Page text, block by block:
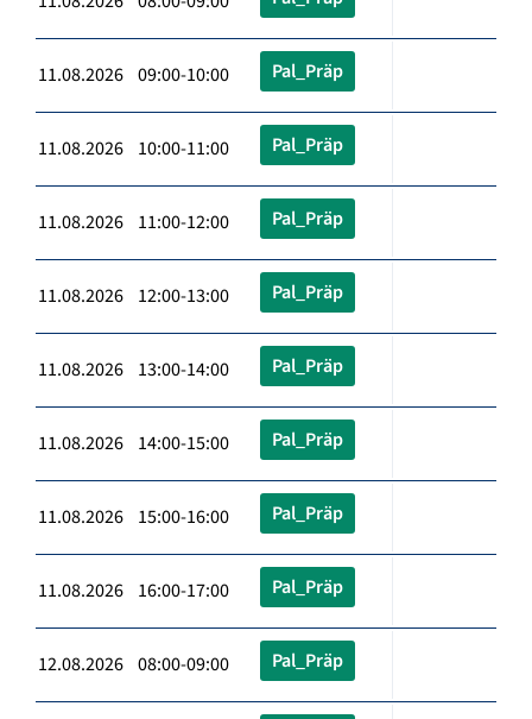
11.08.2026 09:00-10:00 Pal_Präp
11.08.2026 10:00-11:00 Pal_Präp
11.08.2026 11:00-12:00 Pal_Präp
11.08.2026 12:00-13:00 Pal_Präp
11.08.2026 13:00-14:00 Pal_Präp
11.08.2026 14:00-15:00 Pal_Präp
11.08.2026 15:00-16:00 Pal_Präp
11.08.2026 16:00-17:00 Pal_Präp
12.08.2026 08:00-09:00 Pal_Präp